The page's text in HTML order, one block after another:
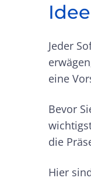
Idee
Jeder
eine
Bevor
die
Hier